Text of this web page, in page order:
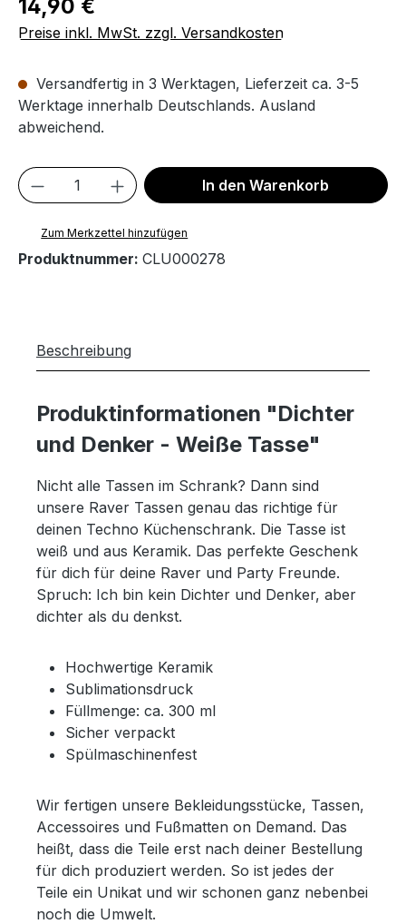
14,90 €
Preise inkl. MwSt. zzgl. Versandkosten
Versandfertig in 3 Werktagen, Lieferzeit ca. 3-5
Werktage innerhalb Deutschlands. Ausland
abweichend.
Produkt Anzahl: Gib den gewünschten
In den Warenkorb
Zum Merkzettel hinzufügen
Produktnummer: CLU000278
Beschreibung
Produktinformationen "Dichter
und Denker - Weiße Tasse"
Nicht alle Tassen im Schrank? Dann sind
unsere Raver Tassen genau das richtige für
deinen Techno Küchenschrank. Die Tasse ist
weiß und aus Keramik. Das perfekte Geschenk
für dich für deine Raver und Party Freunde.
Spruch: Ich bin kein Dichter und Denker, aber
dichter als du denkst.
Hochwertige Keramik
Sublimationsdruck
Füllmenge: ca. 300 ml
Sicher verpackt
Spülmaschinenfest
Wir fertigen unsere Bekleidungsstücke, Tassen,
Accessoires und Fußmatten on Demand. Das
heißt, dass die Teile erst nach deiner Bestellung
für dich produziert werden. So ist jedes der
Teile ein Unikat und wir schonen ganz nebenbei
noch die Umwelt.